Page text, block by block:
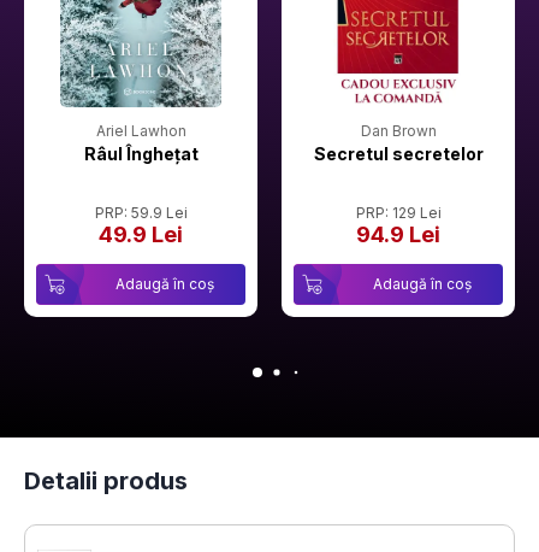
Ariel Lawhon
Râul Înghețat
PRP: 59.9 Lei
49.9 Lei
Adaugă în coș
Dan Brown
Secretul secretelor
PRP: 129 Lei
94.9 Lei
Adaugă în coș
Detalii produs